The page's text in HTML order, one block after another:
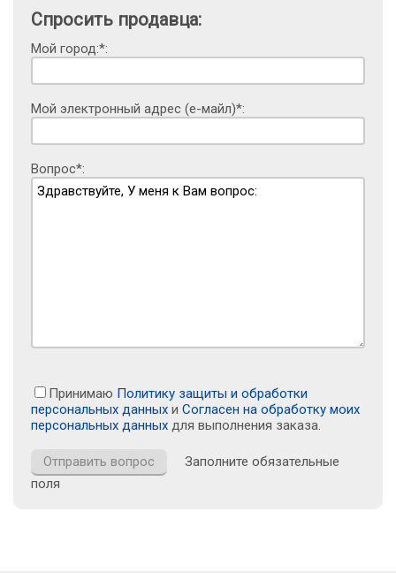
Спросить продавца:
Мой город:*:
Мой электронный адрес (е-майл)*:
Вопрос*:
Принимаю Политику защиты и обработки
персональных данных и Согласен на обработку моих
персональных данных для выполнения заказа.
Заполните обязательные
поля